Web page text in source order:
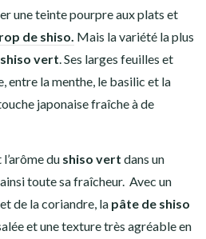
une teinte pourpre aux plats et
de shiso. Mais la variété la plus
shiso vert . Ses larges feuilles et
entre la menthe, le basilic et la
japonaise fraîche à de
du shiso vert dans un
toute sa fraîcheur. Avec un
de la coriandre, la pâte de shiso
et une texture très agréable en